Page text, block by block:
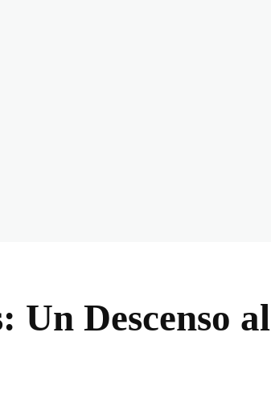
Un Descenso al